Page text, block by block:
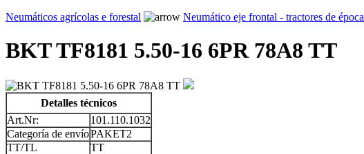
Neumáticos agrícolas e forestal
Neumático eje frontal - tractores de época
BKT TF8181 5.50-16 6PR 78A8 TT
Detalles técnicos
Art.Nr:
101.110.1032
Categoría de envíoPAKET2
TT/TL
TT